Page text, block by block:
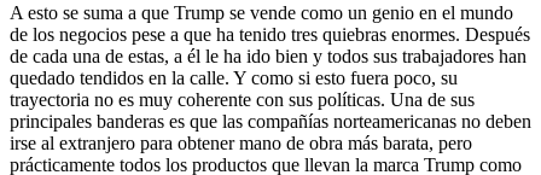
A esto se suma a que Trump se vende como un genio en el mundo
de los negocios pese a que ha tenido tres quiebras enormes. Después
de cada una de estas, a él le ha ido bien y todos sus trabajadores han
quedado tendidos en la calle. Y como si esto fuera poco, su
trayectoria no es muy coherente con sus políticas. Una de sus
principales banderas es que las compañías norteamericanas no deben
irse al extranjero para obtener mano de obra más barata, pero
prácticamente todos los productos que llevan la marca Trump como